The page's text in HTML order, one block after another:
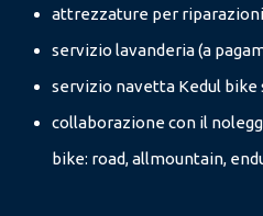
attrezzature per
servizio lavanderia (a
servizio navetta Kedul bike
collaborazione con il
bike: road, allmountain,